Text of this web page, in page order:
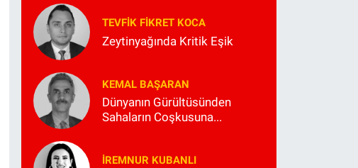
TEVFIK FIKRET KOCA
Zeytinyağında Kritik Eşik
KEMAL BAŞARAN
Dünyanın Gürültüsünden
Sahaların Coşkusuna...
İREMNUR KUBANLI